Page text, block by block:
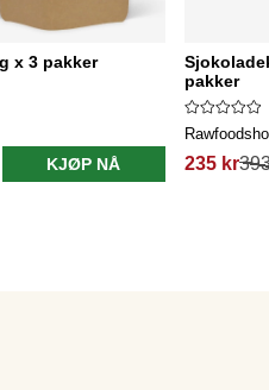
x 3 pakker
KJØP NÅ
pakker
235 kr